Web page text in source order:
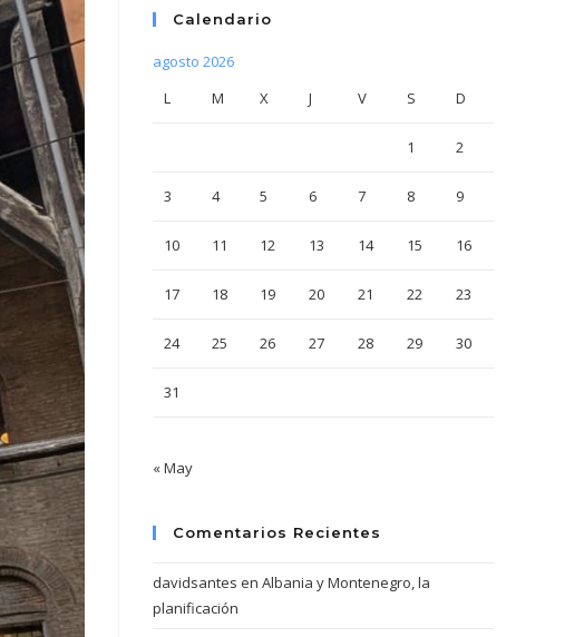
Calendario
agosto 2026
L
M X J V S D
1 2
3 4 5 6 7 8 9
10 11 12 13 14 15 16
17 18 19 20 21 22 23
24 25 26 27 28 29 30
31
« May
Comentarios Recientes
davidsantes en Albania y Montenegro, la
planificación